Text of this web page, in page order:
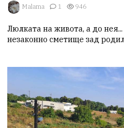
Malama 1 946
Люлката на живота, а до
незаконно сметище зад